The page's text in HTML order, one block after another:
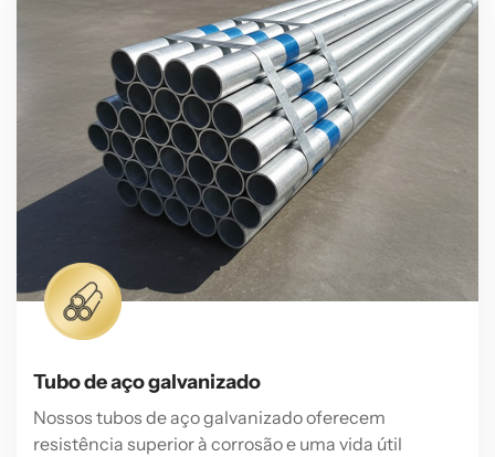
Tubo de aço galvanizado
Nossos tubos de aço galvanizado oferecem
resistência superior à corrosão e uma vida útil